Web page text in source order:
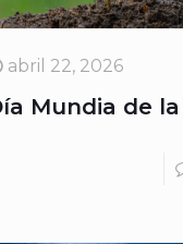
abril 22, 2026
Mundia de